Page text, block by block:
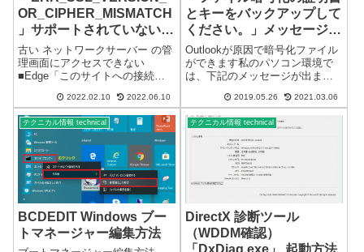
OR_CIPHER_MISMATCH
」サポートされていないプ
ロトコル （更新あり）
古い ネットワークサーバー の管
理画面にアクセスできない
■Edge「このサイトへの接続は
せん」Edge 画面■Chrome「この
サイトは安全に接続できませ
ん」Chrome 画面
「ERR_SSL_VERSION_O...
2022.02.10 2022.06.10
とキーをバックアップして
ください。」メッセージが
表示される
Outlookが原因で暗号化ファイル
ができます私のパソコン環境で
は、下記のメッセージが出ま
とキーをバックアップしてくだ
さい。」メッセージリカバリー
後、Outlookを操作していると突
然メッセージが出てきます。い
2019.05.26 2021.03.06
テクニカル情報 technical
BCDEDIT Windows ブー
トマネージャー編集方法
テクニカル情報 technical
DirectX 診断ツール
（WDDM確認）
「DxDiag.exe」 起動方法